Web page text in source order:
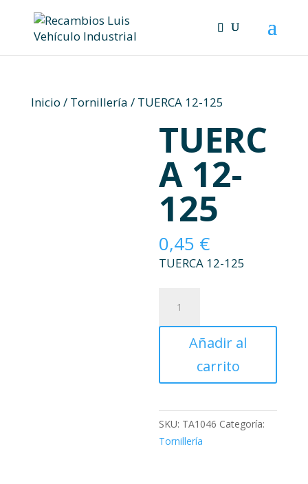
content
Inicio / Tornillería / TUERCA 12-125
TUERC
A 12-
125
0,45 €
TUERCA 12-125
125
cantidadAñadir al
carrito
SKU: TA1046 Categoría:
Tornillería